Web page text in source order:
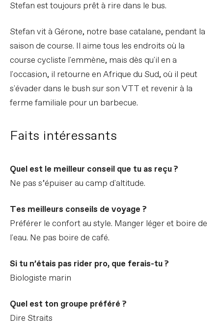
Stefan est toujours prêt à rire dans le bus.
Stefan vit à Gérone, notre base catalane, pendant la
saison de course. Il aime tous les endroits où la
course cycliste l'emmène, mais dès qu'il en a
l'occasion, il retourne en Afrique du Sud, où il peut
s'évader dans le bush sur son VTT et revenir à la
ferme familiale pour un barbecue.
Faits intéressants
Quel est le meilleur conseil que tu as reçu ?
Ne pas s’épuiser au camp d'altitude.
Tes meilleurs conseils de voyage ?
Préférer le confort au style. Manger léger et boire de
l'eau. Ne pas boire de café.
Si tu n’étais pas rider pro, que ferais-tu ?
Biologiste marin
Quel est ton groupe préféré ?
Dire Straits